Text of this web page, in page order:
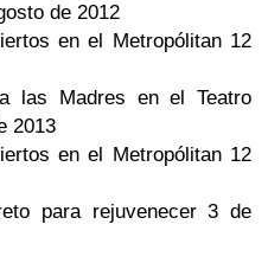
de 2012
en el Metropólitan 12
las Madres en el Teatro
2013
en el Metropólitan 12
para rejuvenecer 3 de